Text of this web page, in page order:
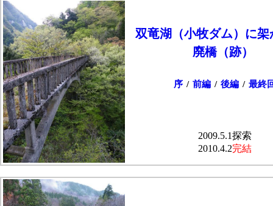
双竜湖（小牧ダム）に架
廃橋（跡）
序 / 前編 / 後編 / 最終
2009.5.1探索
2010.4.2完結